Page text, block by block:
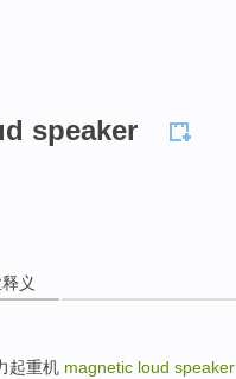
speaker
义
起重机 magnetic loud speaker